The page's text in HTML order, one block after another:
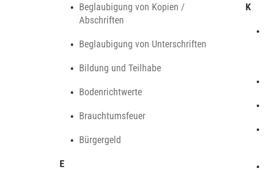
Beglaubigung von Kopien /
Abschriften
Beglaubigung von Unterschriften
Bildung und Teilhabe
Bodenrichtwerte
Brauchtumsfeuer
Bürgergeld
E
K